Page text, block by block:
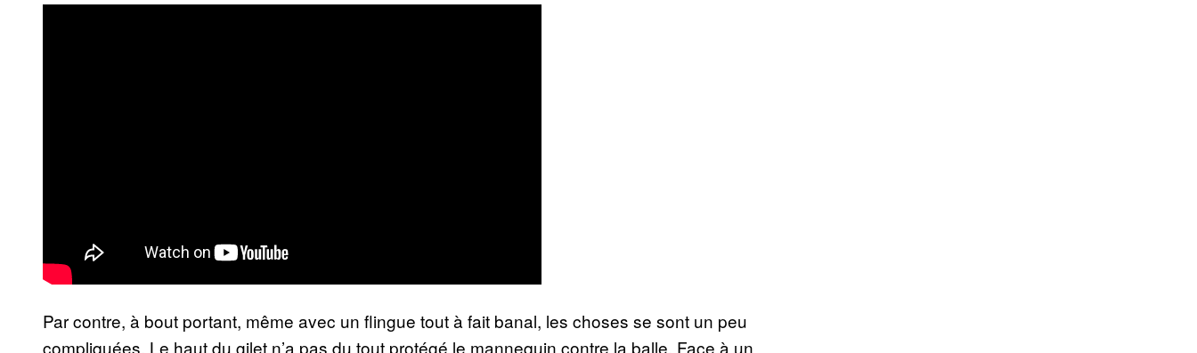
Par contre, à bout portant, même avec un flingue tout à fait banal, les choses se sont un peu
compliquées. Le haut du gilet n’a pas du tout protégé le mannequin contre la balle. Face à un